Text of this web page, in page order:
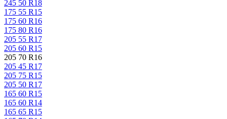
245 50 R18
175 55 R15
175 60 R16
175 80 R16
205 55 R17
205 60 R15
205 70 R16
205 45 R17
205 75 R15
205 50 R17
165 60 R15
165 60 R14
165 65 R15